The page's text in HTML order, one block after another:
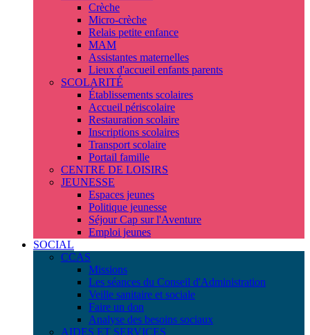
Crèche
Micro-crèche
Relais petite enfance
MAM
Assistantes maternelles
Lieux d'accueil enfants parents
SCOLARITÉ
Établissements scolaires
Accueil périscolaire
Restauration scolaire
Inscriptions scolaires
Transport scolaire
Portail famille
CENTRE DE LOISIRS
JEUNESSE
Espaces jeunes
Politique jeunesse
Séjour Cap sur l'Aventure
Emploi jeunes
SOCIAL
CCAS
Missions
Les séances du Conseil d'Administration
Veille sanitaire et sociale
Faire un don
Analyse des besoins sociaux
AIDES ET SERVICES